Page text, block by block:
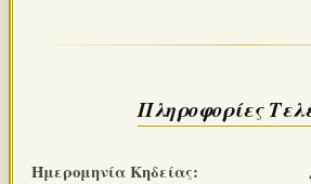
Πληροφορίες
Ημερομηνία Κηδείας: